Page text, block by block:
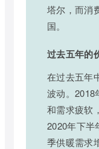
塔尔，而消
国。
过去五年的
在过去五年
波动。2018
和需求疲软
2020年下半
季供暖需求